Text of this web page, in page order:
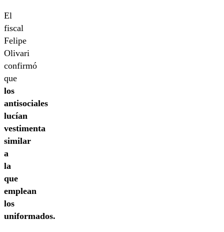
El
fiscal
Felipe
Olivari
confirmó
que
los
antisociales
lucían
vestimenta
similar
a
la
que
emplean
los
uniformados.